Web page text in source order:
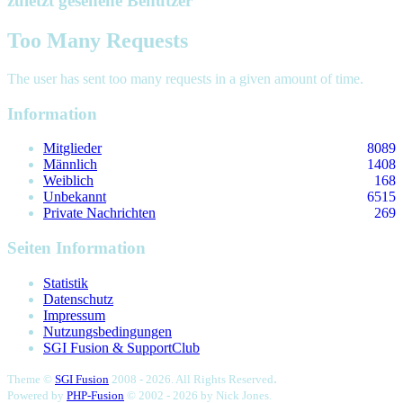
Too Many Requests
The user has sent too many requests in a given amount of time.
Information
Mitglieder
8089
Männlich
1408
Weiblich
168
Unbekannt
6515
Private Nachrichten
269
Seiten Information
Statistik
Datenschutz
Impressum
Nutzungsbedingungen
SGI Fusion & SupportClub
Theme © SGI Fusion 2008 - 2026. All Rights Reserved.
Powered by PHP-Fusion © 2002 - 2026 by Nick Jones.